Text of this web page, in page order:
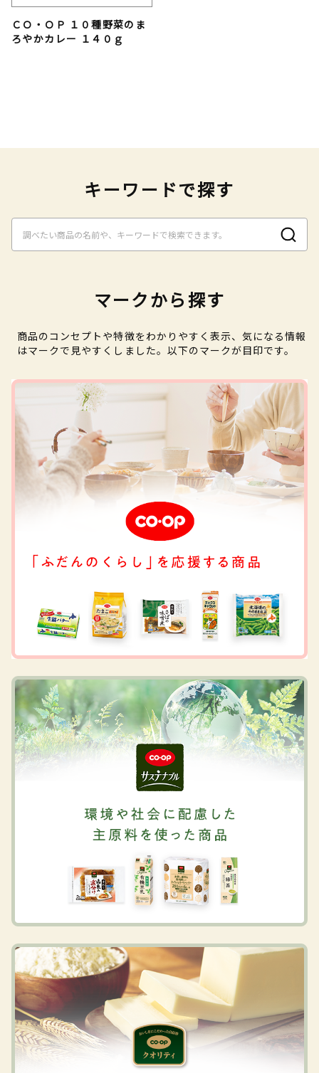
ＣＯ・ＯＰ １０種野菜のま
ろやかカレー １４０ｇ
キーワードで探す
マークから探す
商品のコンセプトや特徴をわかりやすく表示、気になる情報
はマークで見やすくしました。以下のマークが目印です。